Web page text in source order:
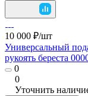
10 000 ₽/шт
Универсальный
рукоять береста
0
0
Уточнить